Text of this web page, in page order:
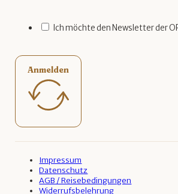
Ich möchte den Newsletter der
Anmelden
Impressum
Datenschutz
AGB / Reisebedingungen
Widerrufsbelehrung